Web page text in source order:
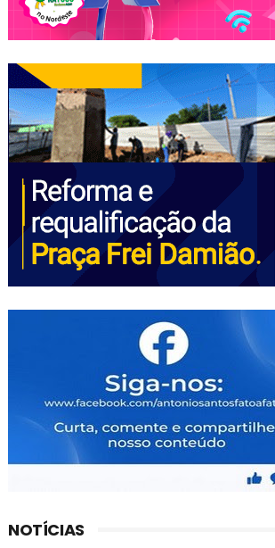
NOTÍCIAS